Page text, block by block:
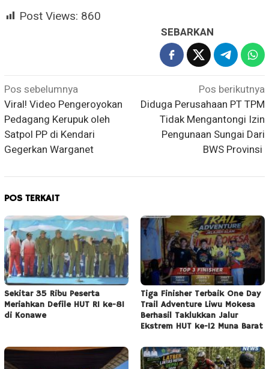
Post Views: 860
SEBARKAN
Navigasi
pos
Pos sebelumnya
Viral! Video Pengeroyokan
Pedagang Kerupuk oleh
Satpol PP di Kendari
Gegerkan Warganet
Pos berikutnya
Diduga Perusahaan PT TPM
Tidak Mengantongi Izin
Pengunaan Sungai Dari
BWS Provinsi
POS TERKAIT
Sekitar 35 Ribu Peserta
Meriahkan Defile HUT RI ke-81
di Konawe
Tiga Finisher Terbaik One Day
Trail Adventure Liwu Mokesa
Berhasil Taklukkan Jalur
Ekstrem HUT ke-12 Muna Barat